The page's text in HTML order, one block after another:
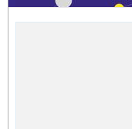
迎询价
硅烷欢迎询价
钠欢迎询价